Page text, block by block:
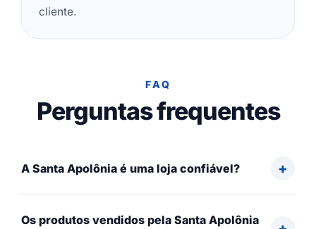
cliente.
FAQ
Perguntas frequentes
A Santa Apolônia é uma loja confiável?
Os produtos vendidos pela Santa Apolônia